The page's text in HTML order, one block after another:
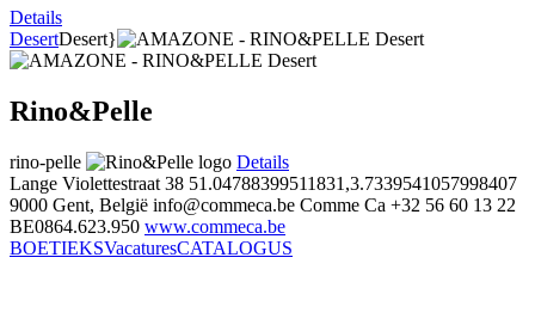
Details
DesertDesert}
Rino&Pelle
rino-pelle
Details
Lange Violettestraat 38 51.04788399511831,3.7339541057998407
9000 Gent, België info@commeca.be Comme Ca +32 56 60 13 22
BE0864.623.950 www.commeca.be
BOETIEKSVacaturesCATALOGUS